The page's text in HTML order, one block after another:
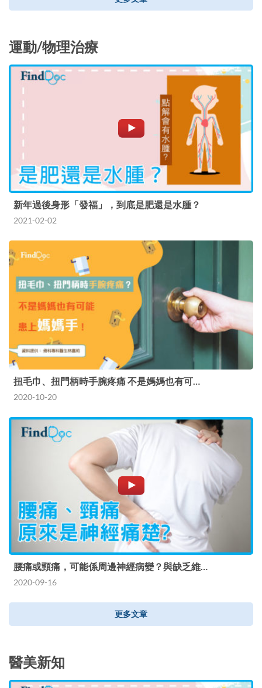
運動/物理治療
新年過後身形「發福」，到底是肥還是水腫？
2021-02-02
扭毛巾、扭門柄時手腕疼痛 不是媽媽也有可…
2020-10-20
腰痛或頸痛，可能係周邊神經病變？與缺乏維…
2020-09-16
更多文章
醫美新知